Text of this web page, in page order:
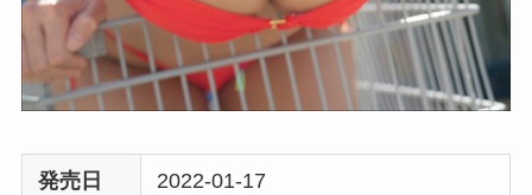
発売日 2022-01-17